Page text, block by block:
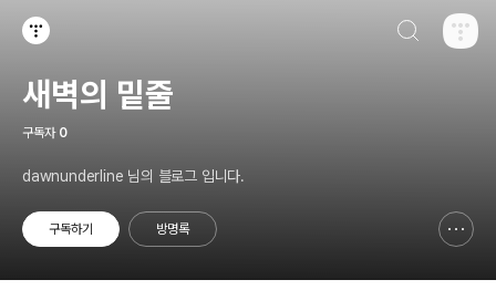
새벽의 밑줄
구독자 0
dawnunderline 님의 블로그 입니다.
구독하기 방명록